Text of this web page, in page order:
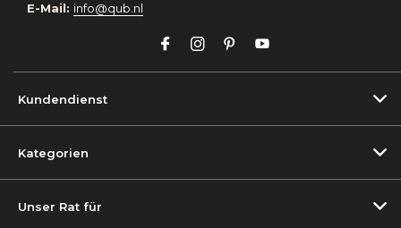
E-Mail: info@qub.nl
Kundendienst
Kategorien
Unser Rat für